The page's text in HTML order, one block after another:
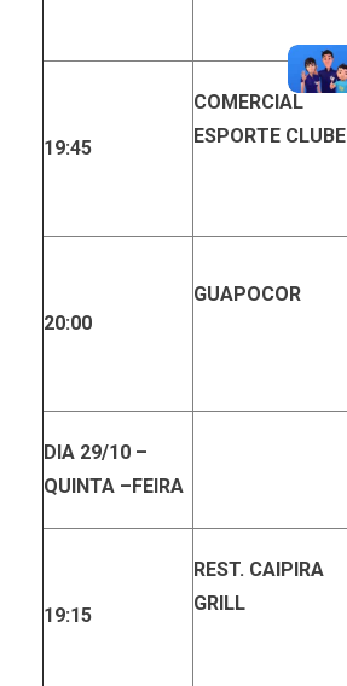
19:45
COMERCIAL
ESPORTE CLUBE
20:00
GUAPOCOR
DIA 29/10 –
QUINTA – FEIRA
19:15
REST. CAIPIRA
GRILL